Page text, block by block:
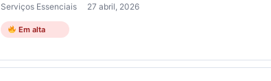
Serviços Essenciais 27 abril, 2026
Em alta